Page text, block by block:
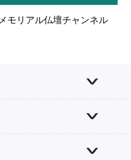
メモリアル仏壇チャンネル